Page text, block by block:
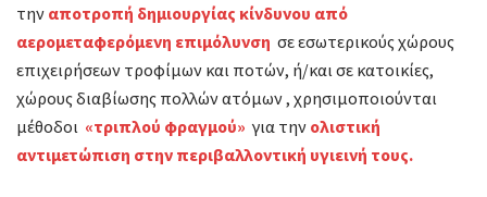
την αποτροπή δημιουργίας κίνδυνου από
αερομεταφερόμενη επιμόλυνση σε εσωτερικούς χώρους
επιχειρήσεων τροφίμων και ποτών, ή/και σε κατοικίες,
χώρους διαβίωσης πολλών ατόμων , χρησιμοποιούνται
μέθοδοι «τριπλού φραγμού» για την ολιστική
αντιμετώπιση στην περιβαλλοντική υγιεινή τους.